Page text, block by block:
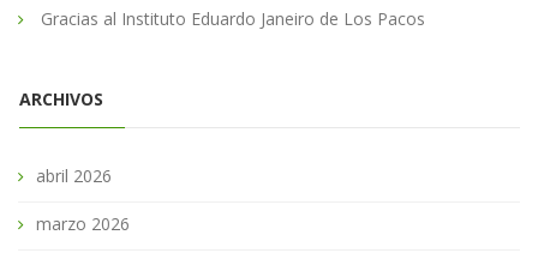
Gracias al Instituto Eduardo Janeiro de Los Pacos
ARCHIVOS
abril 2026
marzo 2026